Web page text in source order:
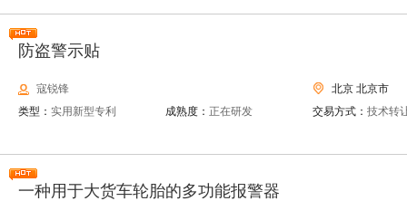
防盗警示贴
寇锐锋
北京 北京市
类型： 实用新型专利 成熟度： 正在研发 交易方式： 技术转
一种用于大货车轮胎的多功能报警器